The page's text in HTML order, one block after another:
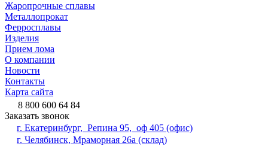
Жаропрочные сплавы
Металлопрокат
Ферросплавы
Изделия
Прием лома
О компании
Новости
Контакты
Карта сайта
8 800 600 64 84
Заказать звонок
г. Екатеринбург, Репина 95, оф 405 (офис)
г. Челябинск, Мраморная 26а (склад)